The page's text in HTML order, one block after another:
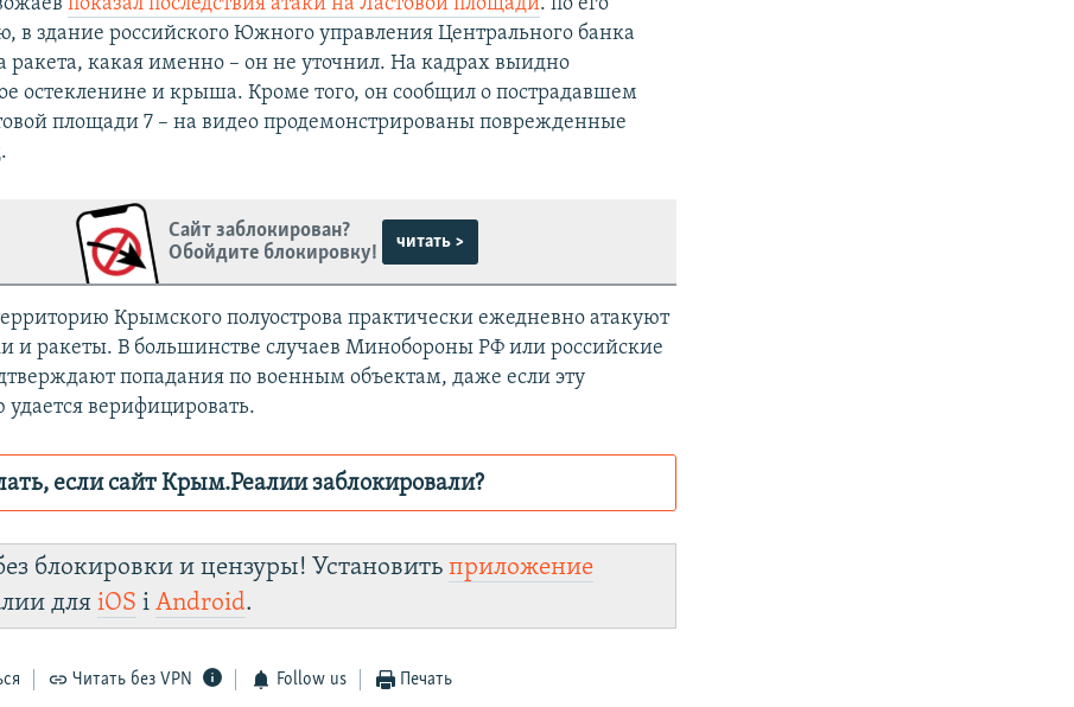
в здание российского Южного управления Центрального банка
ракета, какая именно – он не уточнил. На кадрах выидно
остекленине и крыша. Кроме того, он сообщил о пострадавшем
площади 7 – на видео продемонстрированы поврежденные
Сайт заблокирован?
Обойдите блокировку!
читать >
Крымского полуострова практически ежедневно атакуют
и ракеты. В большинстве случаев Минобороны РФ или российские
попадания по военным объектам, даже если эту
верифицировать.
если сайт Крым.Реалии заблокировали?
Telegram
Instagram Viber
блокировки и цензуры! Установитьприложение
дляiOS іAndroid.
Читать без VPN Follow us Печать